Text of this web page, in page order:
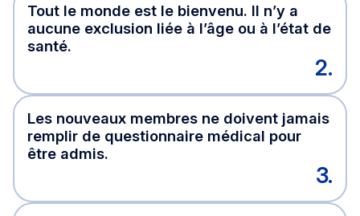
Tout le monde est le bienvenu. Il n’y a
aucune exclusion liée à l’âge ou à l’état de
santé.
2.
Les nouveaux membres ne doivent jamais
remplir de questionnaire médical pour
être admis.
3.